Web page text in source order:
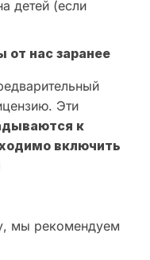
детей (если
от нас заранее
Эти
к
включить
мы рекомендуем